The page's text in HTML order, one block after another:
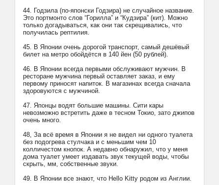
44. Годзила (по-японски Годзира) не случайное название.
Это портмонто слов “Горилла” и “Кудзира” (кит). Можно
только догадываться, как они так скрещивались, что
получилась рептилия.
45. В Японии очень дорогой транспорт, самый дешёвый
билет на метро обойдётся в 140 йен (50 рублей).
46. В Японии всегда первыми обслуживают мужчин. В
ресторане мужчина первый оставляет заказ, и ему
первому приносят напиток. В магазинах всегда сначала
здоровуются с мужчиной.
47. Японцы водят большие машины. Сити кары
невозможно встретить даже в тесном Токио, зато джипов
очень много.
48, За всё время в Японии я не видел ни одного туалета
без подогрева стулчака и с меньшим чем 10
колличестом кнопок. А недавно обнаружил, что у меня
дома туалет умеет издавать звук текущей воды, чтобы
скрыть, мм, собственные звуки.
49. В Японии все знают, что Hello Kitty родом из Англии.